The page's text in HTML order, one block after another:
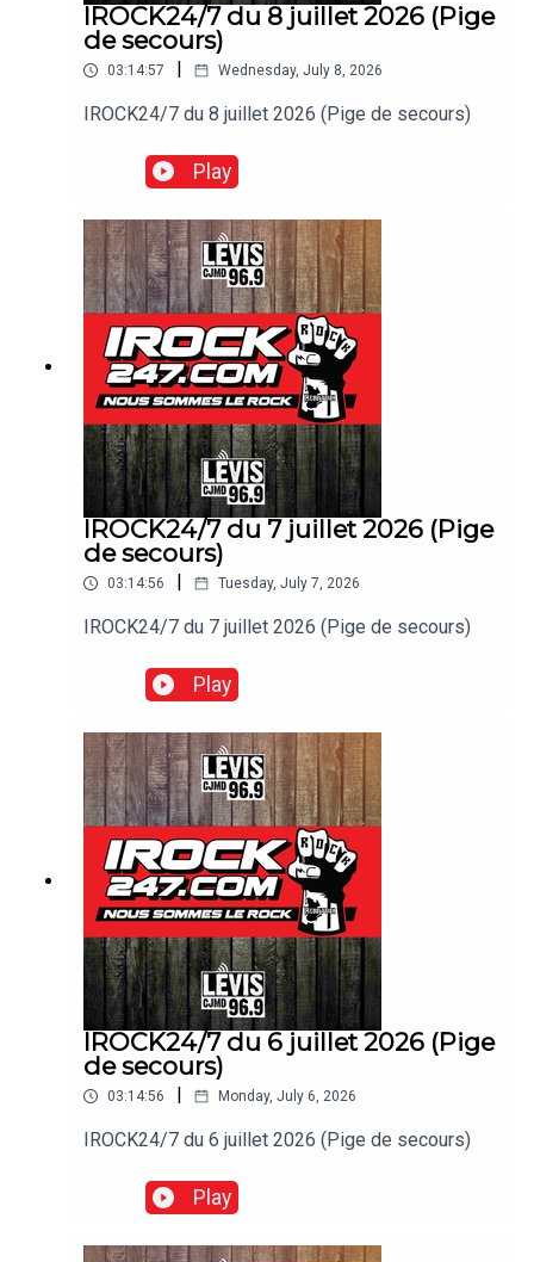
IROCK24/7 du 8 juillet 2026 (Pige
de secours)
03:14:57 Wednesday, July 8, 2026
IROCK24/7 du 8 juillet 2026 (Pige de secours)
Play
IROCK24/7 du 7 juillet 2026 (Pige
de secours)
03:14:56 Tuesday, July 7, 2026
IROCK24/7 du 7 juillet 2026 (Pige de secours)
Play
IROCK24/7 du 6 juillet 2026 (Pige
de secours)
03:14:56 Monday, July 6, 2026
IROCK24/7 du 6 juillet 2026 (Pige de secours)
Play